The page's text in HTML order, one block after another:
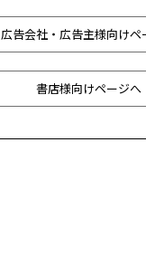
広告会社・広告主様向けペ
書店様向けページへ